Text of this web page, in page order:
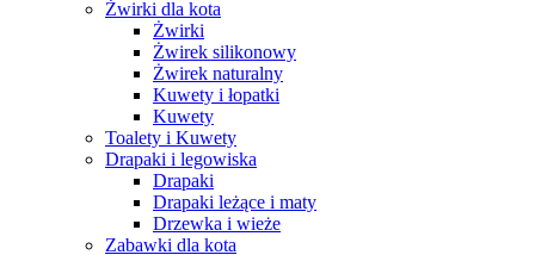
Żwirki dla kota
Żwirki
Żwirek silikonowy
Żwirek naturalny
Kuwety i łopatki
Kuwety
Toalety i Kuwety
Drapaki i legowiska
Drapaki
Drapaki leżące i maty
Drzewka i wieże
Zabawki dla kota